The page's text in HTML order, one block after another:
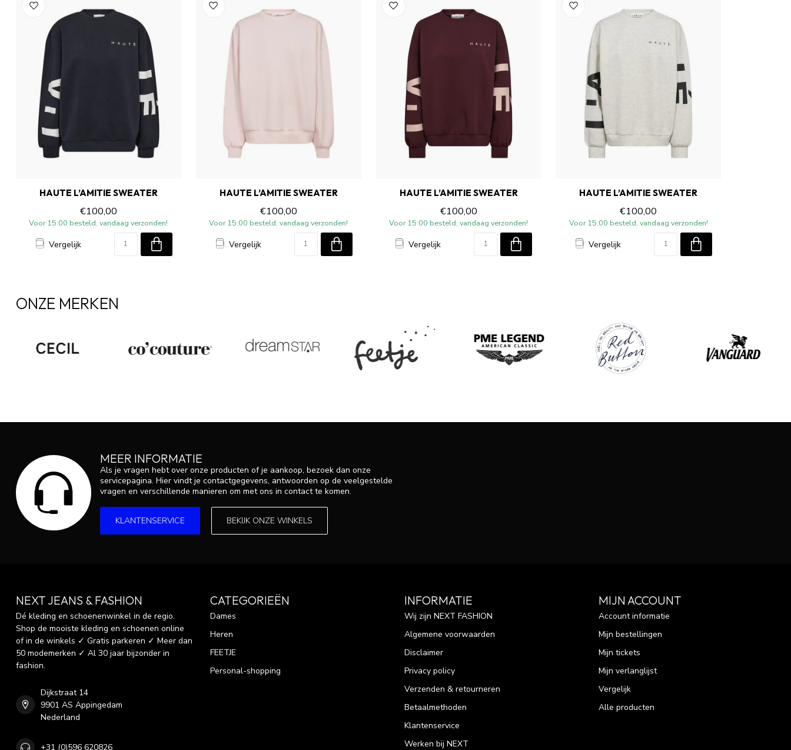
HAUTE L’AMITIE SWEATER
€100,00
Voor 15:00 besteld, vandaag verzonden!
Vergelijk
HAUTE L’AMITIE SWEATER
€100,00
Voor 15:00 besteld, vandaag verzonden!
Vergelijk
HAUTE L’AMITIE SWEATER
€100,00
Voor 15:00 besteld, vandaag verzonden!
Vergelijk
HAUTE L’AMITIE SWEATER
€100,00
Voor 15:00 besteld, vandaag verzonden!
Vergelijk
ONZE MERKEN
MEER INFORMATIE
Als je vragen hebt over onze producten of je aankoop, bezoek dan onze
servicepagina. Hier vindt je contactgegevens, antwoorden op de veelgestelde
vragen en verschillende manieren om met ons in contact te komen.
KLANTENSERVICE BEKIJK ONZE WINKELS
NEXT JEANS & FASHION
Dé kleding en schoenenwinkel in de regio.
Shop de mooiste kleding en schoenen online
of in de winkels ✓ Gratis parkeren ✓ Meer dan
50 modemerken ✓ Al 30 jaar bijzonder in
fashion.
Dijkstraat 14
9901 AS Appingedam
Nederland
+31 (0)596 620826
CATEGORIEËN
Dames
Heren
FEETJE
Personal-shopping
INFORMATIE
Wij zijn NEXT FASHION
Algemene voorwaarden
Disclaimer
Privacy policy
Verzenden & retourneren
Betaalmethoden
Klantenservice
Werken bij NEXT
MIJN ACCOUNT
Account informatie
Mijn bestellingen
Mijn tickets
Mijn verlanglijst
Vergelijk
Alle producten